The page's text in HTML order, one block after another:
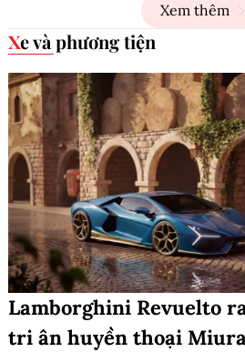
Xem thêm
Xe và phương tiện
Lamborghini Revuelto
tri ân huyền thoại